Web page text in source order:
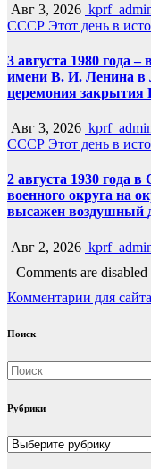
Авг 3, 2026
СССР Этот день в
3 августа 1980 года
имени В. И. Ленина в
церемония
Авг 3, 2026
СССР Этот день в
2 августа 1930 года
военного округа на
высажен воздушный
Авг 2, 2026
Comments are disabled
Комментарии для сайта
Поиск
Рубрики
Рубрики